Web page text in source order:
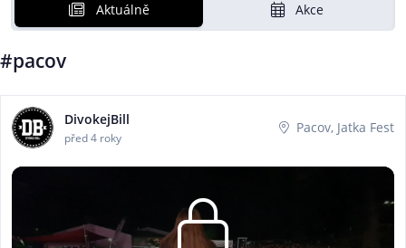
Aktuálně Akce
#pacov
DivokejBill
před 4 roky
Pacov, Jatka Fest